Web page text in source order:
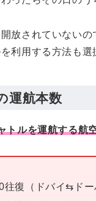
放されていない
利用する方法も選
運航本数
トルを運航する航
復（ドバイ⇆ドー